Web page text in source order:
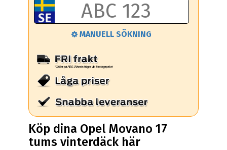
MANUELL SÖKNING
Köp dina Opel Movano 17
tums vinterdäck här